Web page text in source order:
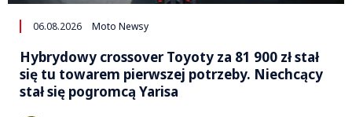
06.08.2026 Moto Newsy
Hybrydowy crossover Toyoty za 81 900 zł stał
się tu towarem pierwszej potrzeby. Niechcący
stał się pogromcą Yarisa